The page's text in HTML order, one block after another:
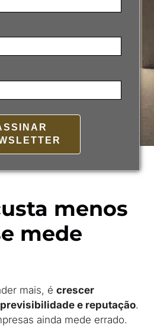
faz crescer
das métricas
menos
mede
mais, é crescer
e reputação.
ainda mede errado.